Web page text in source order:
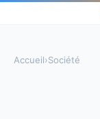
Accueil›Société